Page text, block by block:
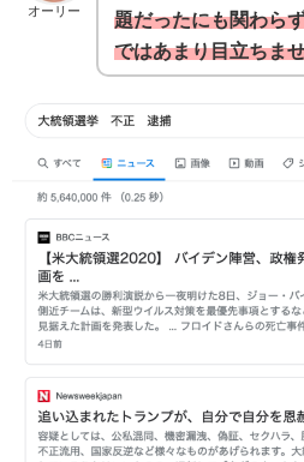
オーリー
題だったにも関わら
ではあまり目立ちま